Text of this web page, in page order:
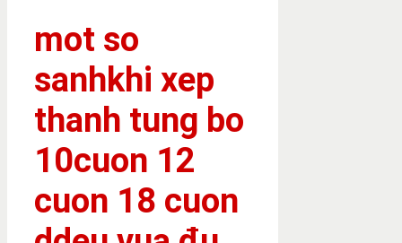
mot so
sanhkhi xep
thanh tung bo
10cuon 12
cuon 18 cuon